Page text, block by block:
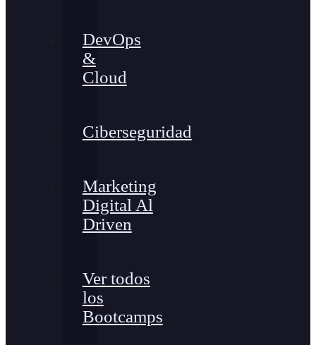
DevOps
&
Cloud
Ciberseguridad
Marketing
Digital Al
Driven
Ver todos
los
Bootcamps